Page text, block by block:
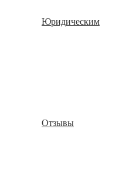
Юридическим
Отзывы